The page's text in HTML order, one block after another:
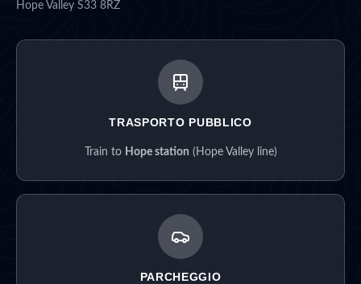
Hope Valley S33 8RZ
TRASPORTO PUBBLICO
Train to Hope station (Hope Valley line)
PARCHEGGIO